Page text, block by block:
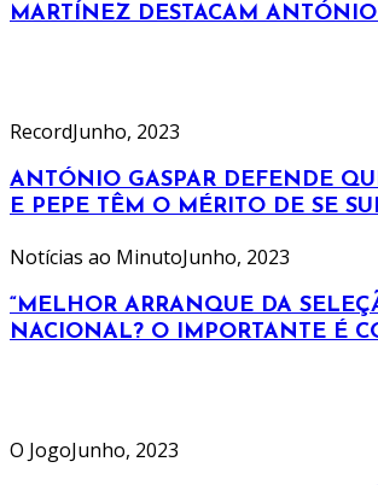
MARTÍNEZ DESTACAM ANTÓNIO
RecordJunho, 2023
ANTÓNIO GASPAR DEFENDE
E PEPE TÊM O MÉRITO DE SE
Notícias ao MinutoJunho, 2023
“MELHOR ARRANQUE DA
NACIONAL? O IMPORTANTE É
O JogoJunho, 2023